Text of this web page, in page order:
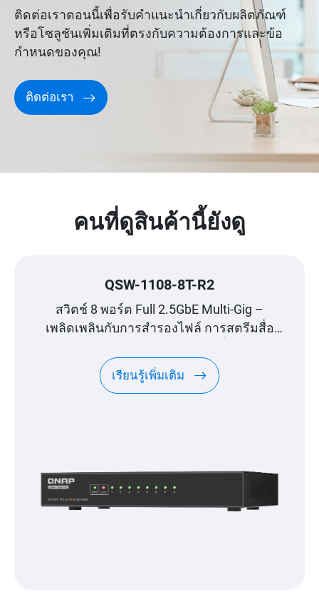
ติดต่อเราตอนนี้เพื่อรับคำแนะนำเกี่ยวกับผลิตภัณฑ์
หรือโซลูชันเพิ่มเติมที่ตรงกับความต้องการและข้อ
กำหนดของคุณ!
ติดต่อเรา
คนที่ดูสินค้านี้ยังดู
QSW-1108-8T-R2
สวิตช์ 8 พอร์ต Full 2.5GbE Multi-Gig –
เพลิดเพลินกับการสำรองไฟล์ การสตรีมสื่อ
เรียนรู้เพิ่มเติม